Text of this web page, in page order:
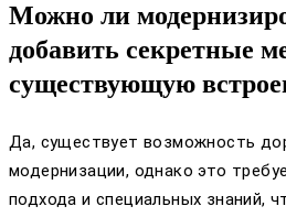
Можно ли
добавить секретные
существующую
Да, существует возможность
модернизации, однако это
подхода и специальных знаний,